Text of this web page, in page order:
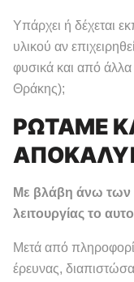
Υπάρχει ή δέχεται
υλικού αν
φυσικά και από άλλα
Θράκης);
ΡΩΤΑΜΕ
Με βλάβη άνω των
λειτουργίας το
Μετά από
έρευνας,